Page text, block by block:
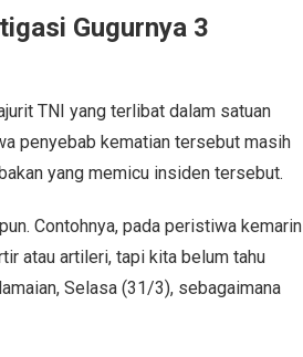
Gugurnya 3
TNI yang terlibat dalam satuan
penyebab kematian tersebut masih
yang memicu insiden tersebut.
Contohnya, pada peristiwa kemarin
atau artileri, tapi kita belum tahu
Selasa (31/3), sebagaimana